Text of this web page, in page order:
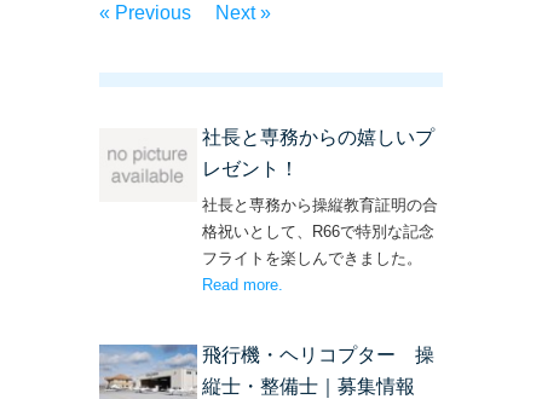
« Previous Next »
社長と専務からの嬉しいプ
レゼント！
社長と専務から操縦教育証明の合
格祝いとして、R66で特別な記念
フライトを楽しんできました。
Read more
飛行機・ヘリコプター 操
縦士・整備士｜募集情報